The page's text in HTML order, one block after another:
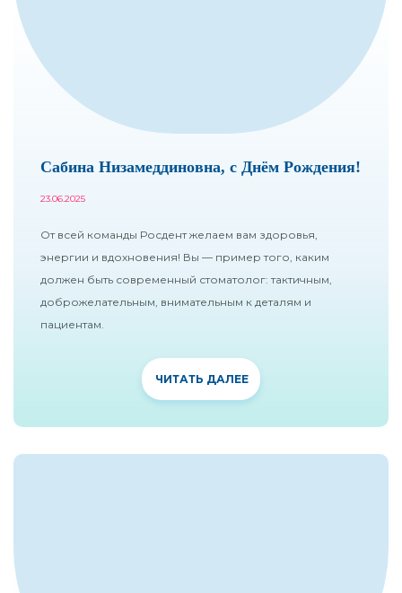
Сабина Низамеддиновна, с Днём Рождения!
23.06.2025
От всей команды Росдент желаем вам здоровья,
энергии и вдохновения! Вы — пример того, каким
должен быть современный стоматолог: тактичным,
доброжелательным, внимательным к деталям и
пациентам.
ЧИТАТЬ ДАЛЕЕ